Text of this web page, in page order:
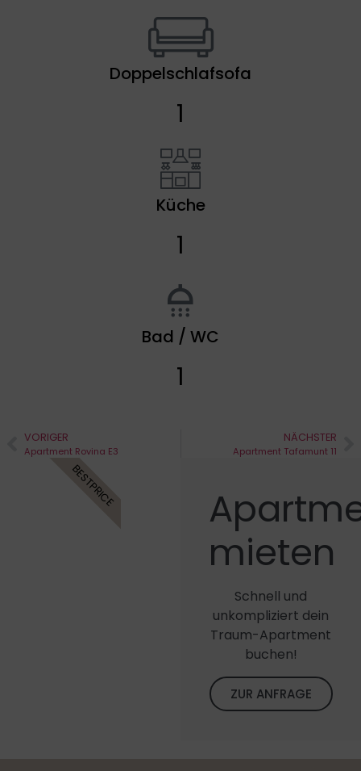
Doppelschlafsofa
1
Küche
1
Bad / WC
1
VORIGER
Apartment Rovina E3
NÄCHSTER
Apartment Tafamunt 11
mieten
Schnell und
unkompliziert dein
Traum-Apartment
buchen!
ZUR ANFRAGE
BESTPRICE